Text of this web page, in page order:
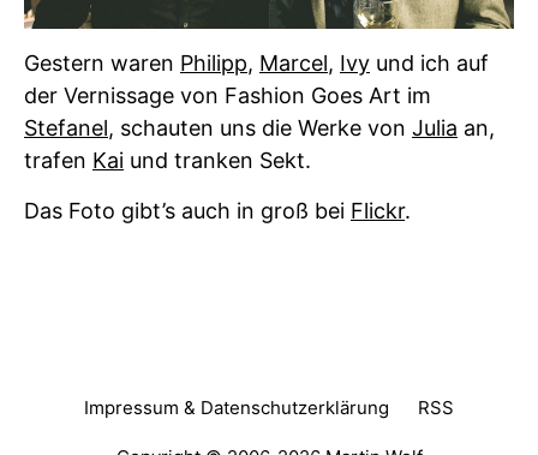
Gestern waren Philipp, Marcel, Ivy und ich auf
der Vernissage von Fashion Goes Art im
Stefanel, schauten uns die Werke von Julia an,
trafen Kai und tranken Sekt.
Das Foto gibt’s auch in groß bei Flickr.
Impressum & Datenschutzerklärung RSS